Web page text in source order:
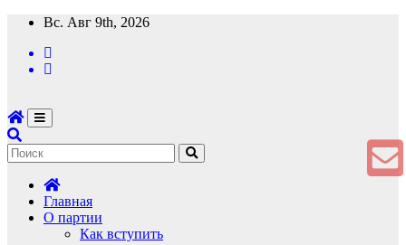
Перейти
содержимому
Вс. Авг 9th, 2026
Главная
О партии
Как вступить